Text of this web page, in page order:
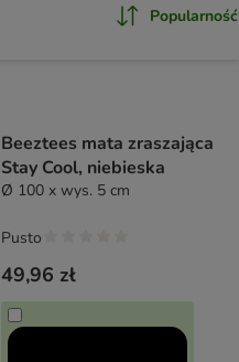
Popularność
Beeztees mata zraszająca
Stay Cool, niebieska
Ø 100 x wys. 5 cm
49,96 zł
Pusto